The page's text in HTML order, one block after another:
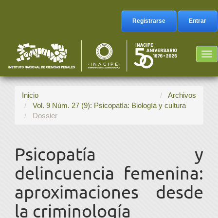
Barra
lateral
Registrarse Entrar
Inicio
Archivos
Vol. 9 Núm. 27 (9): Psicopatía: Biología y cultura
Dossier
Psicopatía y
delincuencia femenina:
aproximaciones desde
la criminología